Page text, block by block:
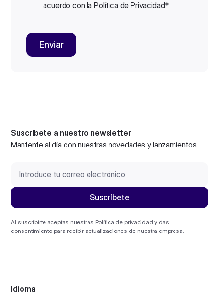
acuerdo con la Política de Privacidad*
Suscríbete a nuestro newsletter
Mantente al día con nuestras novedades y lanzamientos.
Al suscribirte aceptas nuestras Política de privacidad y das
consentimiento para recibir actualizaciones de nuestra empresa.
Idioma